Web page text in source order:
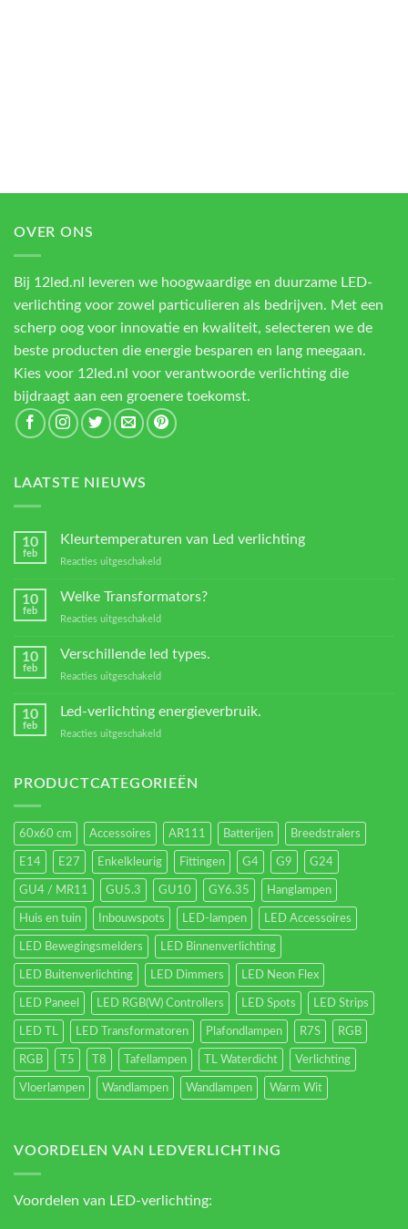
OVER ONS
Bij 12led.nl leveren we hoogwaardige en duurzame LED-
verlichting voor zowel particulieren als bedrijven. Met een
scherp oog voor innovatie en kwaliteit, selecteren we de
beste producten die energie besparen en lang meegaan.
Kies voor 12led.nl voor verantwoorde verlichting die
bijdraagt aan een groenere toekomst.
LAATSTE NIEUWS
10
feb
Kleurtemperaturen van Led verlichting
Reacties uitgeschakeld
verlichting
10
feb
Welke Transformators?
Reacties uitgeschakeld
Transformators?
10
feb
Verschillende led types.
Reacties uitgeschakeld
10
feb
Led-verlichting energieverbruik.
Reacties uitgeschakeld
energieverbruik.
PRODUCTCATEGORIEËN
60x60 cm Accessoires AR111 Batterijen Breedstralers
E14 E27 Enkelkleurig Fittingen G4 G9 G24
GU4 / MR11 GU5.3 GU10 GY6.35 Hanglampen
Huis en tuin Inbouwspots LED-lampen LED Accessoires
LED Bewegingsmelders LED Binnenverlichting
LED Buitenverlichting LED Dimmers LED Neon Flex
LED Paneel LED RGB(W) Controllers LED Spots LED Strips
LED TL LED Transformatoren Plafondlampen R7S RGB
RGB T5 T8 Tafellampen TL Waterdicht Verlichting
Vloerlampen Wandlampen Wandlampen Warm Wit
VOORDELEN VAN LEDVERLICHTING
Voordelen van LED-verlichting: